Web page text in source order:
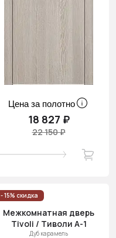
Цена за полотно
18 827 ₽
22 150 ₽
- 15% скидка
Межкомнатная дверь
Tivoli / Тиволи А-1
Дуб карамель